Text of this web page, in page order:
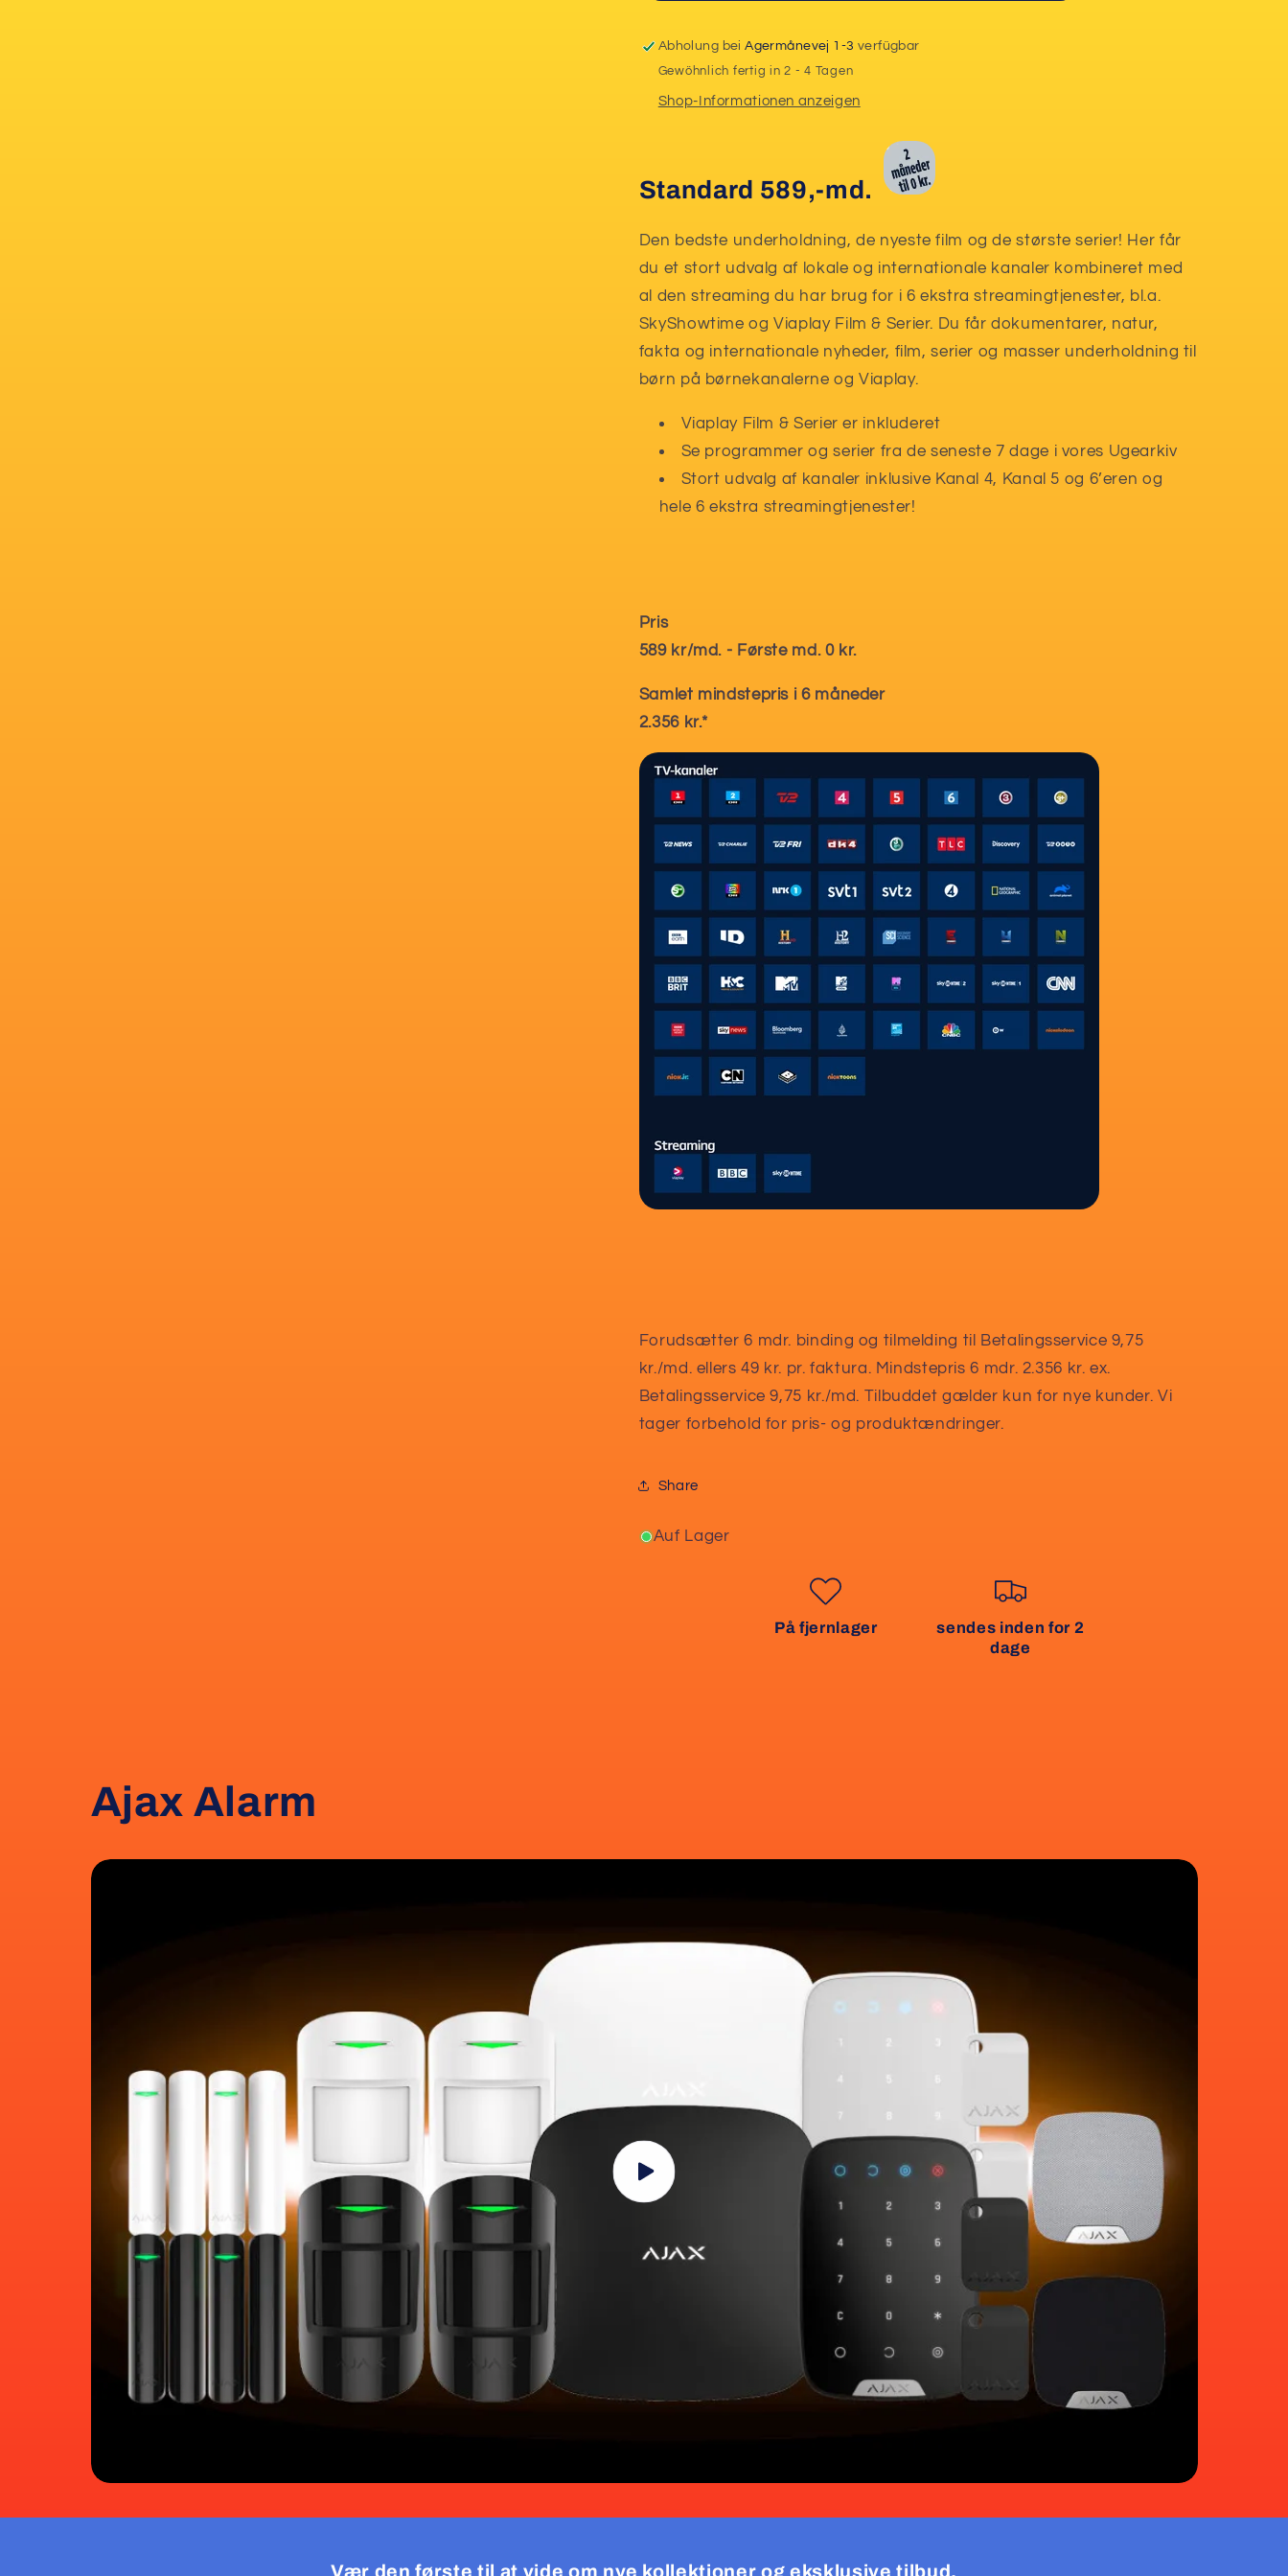
parabol
parabol
Abholung beiAgermånevej 1-3 verfügbar
Gewöhnlich fertig in 2 - 4 Tagen
Shop-Informationen anzeigen
Standard 589,-md.
Den bedste underholdning, de nyeste film og de største serier! Her får
du et stort udvalg af lokale og internationale kanaler kombineret med
al den streaming du har brug for i 6 ekstra streamingtjenester, bl.a.
SkyShowtime og Viaplay Film & Serier. Du får dokumentarer, natur,
fakta og internationale nyheder, film, serier og masser underholdning til
børn på børnekanalerne og Viaplay.
Viaplay Film & Serier er inkluderet
Se programmer og serier fra de seneste 7 dage i vores Ugearkiv
Stort udvalg af kanaler inklusive Kanal 4, Kanal 5 og 6’eren og
hele 6 ekstra streamingtjenester!
Pris
589 kr/md. - Første md. 0 kr.
Samlet mindstepris i 6 måneder
2.356 kr.*
Forudsætter 6 mdr. binding og tilmelding til Betalingsservice 9,75
kr./md. ellers 49 kr. pr. faktura. Mindstepris 6 mdr. 2.356 kr. ex.
Betalingsservice 9,75 kr./md. Tilbuddet gælder kun for nye kunder. Vi
tager forbehold for pris- og produktændringer.
Share
Auf Lager
På fjernlager
sendes inden for 2
dage
Ajax Alarm
Vær den første til at vide om nye kollektioner og eksklusive tilbud.